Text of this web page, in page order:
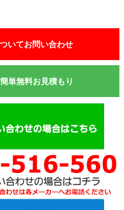
いてお問い合わせ
単無料お見積もり